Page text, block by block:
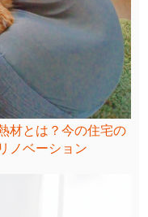
材とは？今の住宅の
ノベーション